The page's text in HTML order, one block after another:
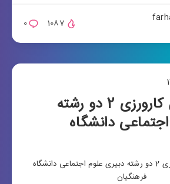
0 1087
نمونه گزارش کارورزی 2 دو رشته
دانشگاه
نمونه گزارش کارورزی 2 دو رشته دبیری علوم اجتماعی دانشگاه
فرهنگیان